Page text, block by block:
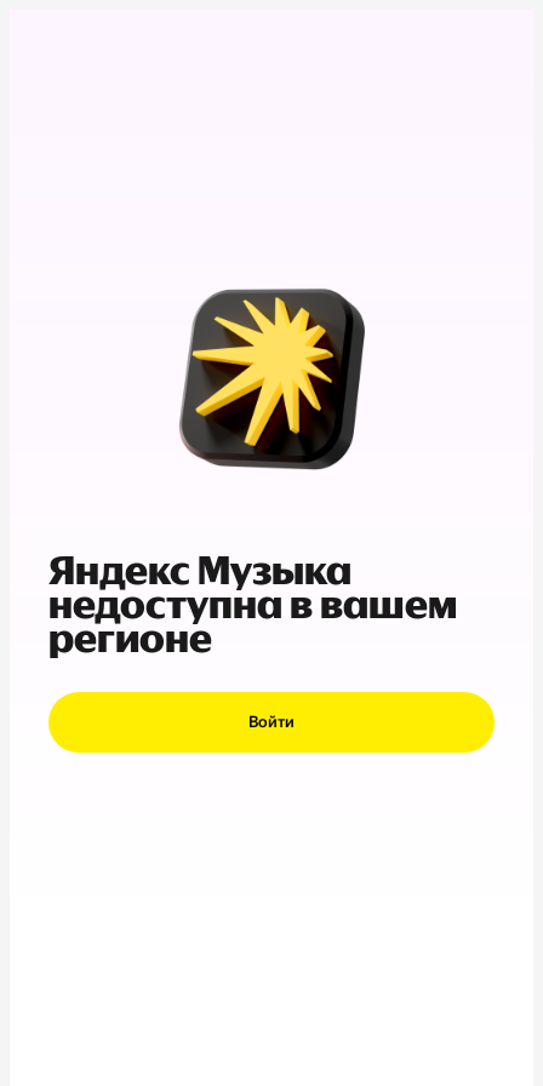
Яндекс Музыка
недоступна в вашем
регионе
Войти